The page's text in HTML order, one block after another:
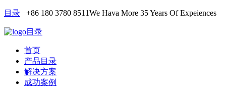
目录 +86 180 3780 8511We Hava More 35 Years Of Expeiences
目录
首页
产品目录
解决方案
成功案例